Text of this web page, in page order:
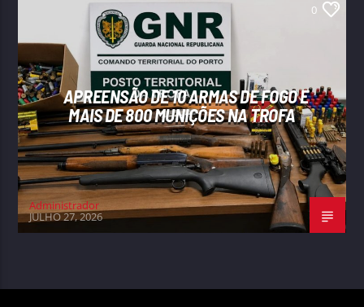
0
APREENSÃO DE 10 ARMAS DE FOGO E
MAIS DE 800 MUNIÇÕES NA TROFA
Administrador
JULHO 27, 2026